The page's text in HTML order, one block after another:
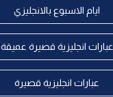
ايام الاسبوع بالانجليزي
عبارات انجليزية قصيرة عميقة
عبارات انجليزية قصيرة